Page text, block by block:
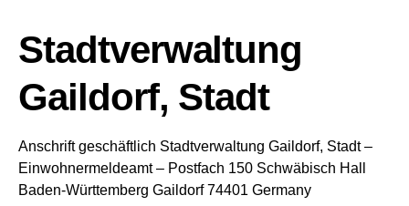
Stadtverwaltung
Gaildorf, Stadt
Anschrift geschäftlich Stadtverwaltung Gaildorf, Stadt –
Einwohnermeldeamt – Postfach 150 Schwäbisch Hall
Baden-Württemberg Gaildorf 74401 Germany